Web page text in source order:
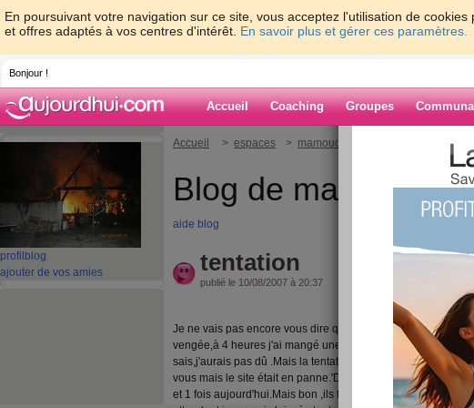
En poursuivant votre navigation sur ce site, vous acceptez l'utilisation de
et offres adaptés à vos centres d'intérêt. En savoir plus et gérer ces paramètres.
Bonjour !
Accueil Coaching Groupes
profil blog
ajouter de vos amies
Accueil > espaces > mamouchka
Blog de mamouchka
aide blog
tentation
publié le 10/08/2007 à 20:37
Je ne vais pas encore vous dire que je suis gelée,vous le
vengée,à 4 heures j'ai mangé une tartine de confiture
sais,j'aurais pas dû .Mais la tentation était très forte,j'ai voulu
vous mais le site était en panne.'D'ailleurs ,je trouve que
et 1 fois aujourd'hui.Mais bon ,ils font sûrement ce qu'ils